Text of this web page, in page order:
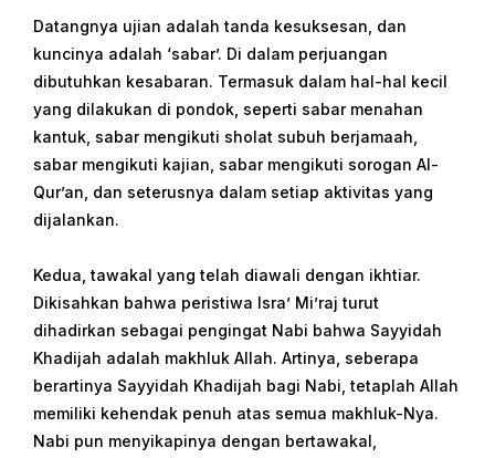
Datangnya ujian adalah tanda kesuksesan, dan
kuncinya adalah ‘sabar’. Di dalam perjuangan
dibutuhkan kesabaran. Termasuk dalam hal-hal kecil
yang dilakukan di pondok, seperti sabar menahan
kantuk, sabar mengikuti sholat subuh berjamaah,
sabar mengikuti kajian, sabar mengikuti sorogan Al-
Qur’an, dan seterusnya dalam setiap aktivitas yang
dijalankan.
Kedua, tawakal yang telah diawali dengan ikhtiar.
Dikisahkan bahwa peristiwa Isra’ Mi’raj turut
dihadirkan sebagai pengingat Nabi bahwa Sayyidah
Khadijah adalah makhluk Allah. Artinya, seberapa
berartinya Sayyidah Khadijah bagi Nabi, tetaplah Allah
memiliki kehendak penuh atas semua makhluk-Nya.
Nabi pun menyikapinya dengan bertawakal,